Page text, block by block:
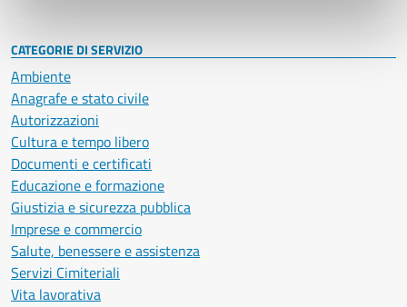
CATEGORIE DI SERVIZIO
Ambiente
Anagrafe e stato civile
Autorizzazioni
Cultura e tempo libero
Documenti e certificati
Educazione e formazione
Giustizia e sicurezza pubblica
Imprese e commercio
Salute, benessere e assistenza
Servizi Cimiteriali
Vita lavorativa